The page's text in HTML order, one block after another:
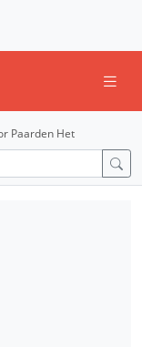
Paarden Het